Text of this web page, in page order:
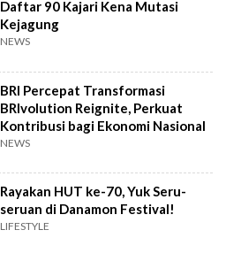
Daftar 90 Kajari Kena Mutasi
Kejagung
NEWS
BRI Percepat Transformasi
BRIvolution Reignite, Perkuat
Kontribusi bagi Ekonomi Nasional
NEWS
Rayakan HUT ke-70, Yuk Seru-
seruan di Danamon Festival!
LIFESTYLE